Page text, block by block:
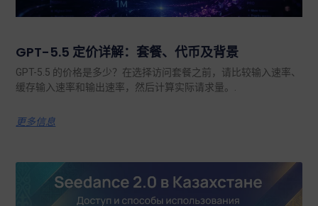
GPT-5.5 定价详解：套餐、代币及背景
GPT-5.5 的价格是多少？在选择访问套餐之前，请比较输入速率、
缓存输入速率和输出速率，然后计算实际请求量。.
更多信息